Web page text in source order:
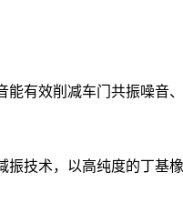
有效削减车门共振噪音
技术，以高纯度的丁基